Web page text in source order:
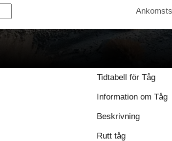
Tidtabell för Tåg
Information om Tåg
Beskrivning
Rutt tåg